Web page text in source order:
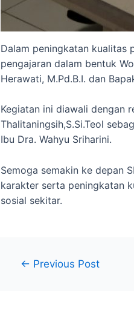
Dalam peningkatan kualitas
pengajaran dalam bentuk
Herawati, M.Pd.B.I. dan
Kegiatan ini diawali dengan
Thalitaningsih,S.Si.Teol
Ibu Dra. Wahyu Sriharini.
Semoga semakin ke depan
karakter serta peningkatan
sosial sekitar.
← Previous Post